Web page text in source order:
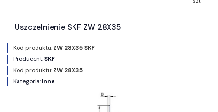
Uszczelnienie SKF ZW 28X35
Kod produktu:ZW 28X35 SKF
Producent:SKF
Kod produktu:ZW 28X35
Kategoria:Inne